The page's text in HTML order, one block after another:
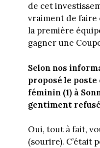
de cet
vraiment de faire
la première
gagner une
Selon nos
proposé le poste
féminin (1) à
gentiment
Oui, tout à fait,
(sourire). C’était